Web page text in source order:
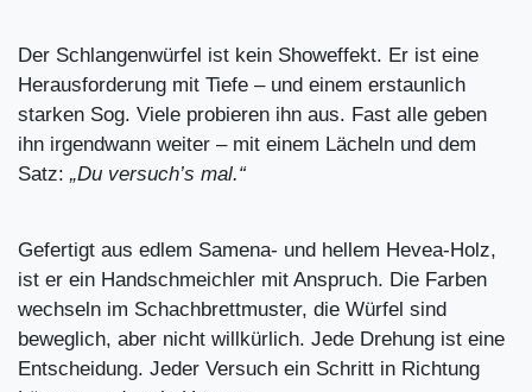
Der Schlangenwürfel ist kein Showeffekt. Er ist eine
Herausforderung mit Tiefe – und einem erstaunlich
starken Sog. Viele probieren ihn aus. Fast alle geben
ihn irgendwann weiter – mit einem Lächeln und dem
Satz: „Du versuch’s mal.“
Gefertigt aus edlem Samena- und hellem Hevea-Holz,
ist er ein Handschmeichler mit Anspruch. Die Farben
wechseln im Schachbrettmuster, die Würfel sind
beweglich, aber nicht willkürlich. Jede Drehung ist eine
Entscheidung. Jeder Versuch ein Schritt in Richtung